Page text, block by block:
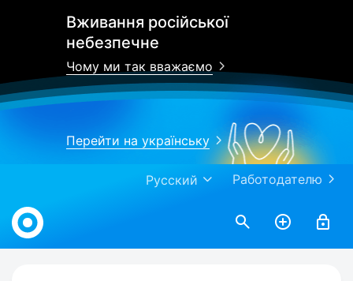
Вживання російської
небезпечне
Чому ми так вважаємо
Перейти на українську
Работодателю
Русский
Work.ua